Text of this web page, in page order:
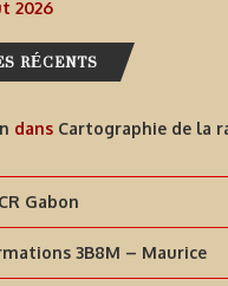
2026
RÉCENTS
dans Cartographie de la
Gabon
3B8M – Maurice